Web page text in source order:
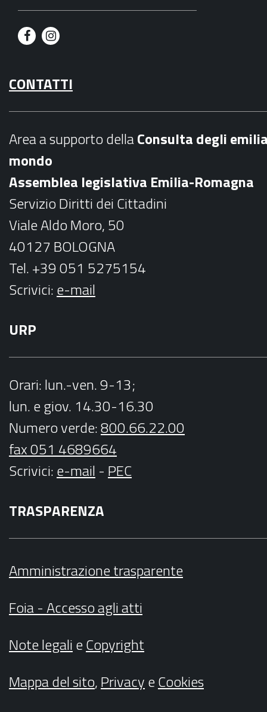
F
c
e
k
I
s
t
a
m
CONTATTI
Area a supporto dellaConsulta degli
mondo
Assemblea legislativa Emilia-Romagna
Servizio Diritti dei Cittadini
Viale Aldo Moro, 50
40127 BOLOGNA
Tel. +39 051 5275154
Scrivici:e-mail
URP
Orari: lun.-ven. 9-13;
lun. e giov. 14.30-16.30
Numero verde:800.66.22.00
fax 051 4689664
Scrivici:e-mail - PEC
TRASPARENZA
Amministrazione trasparente
Foia - Accesso agli atti
Note legalieCopyright
Mappa del sito,PrivacyeCookies